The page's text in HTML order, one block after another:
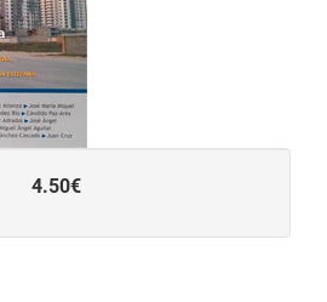
4.50€